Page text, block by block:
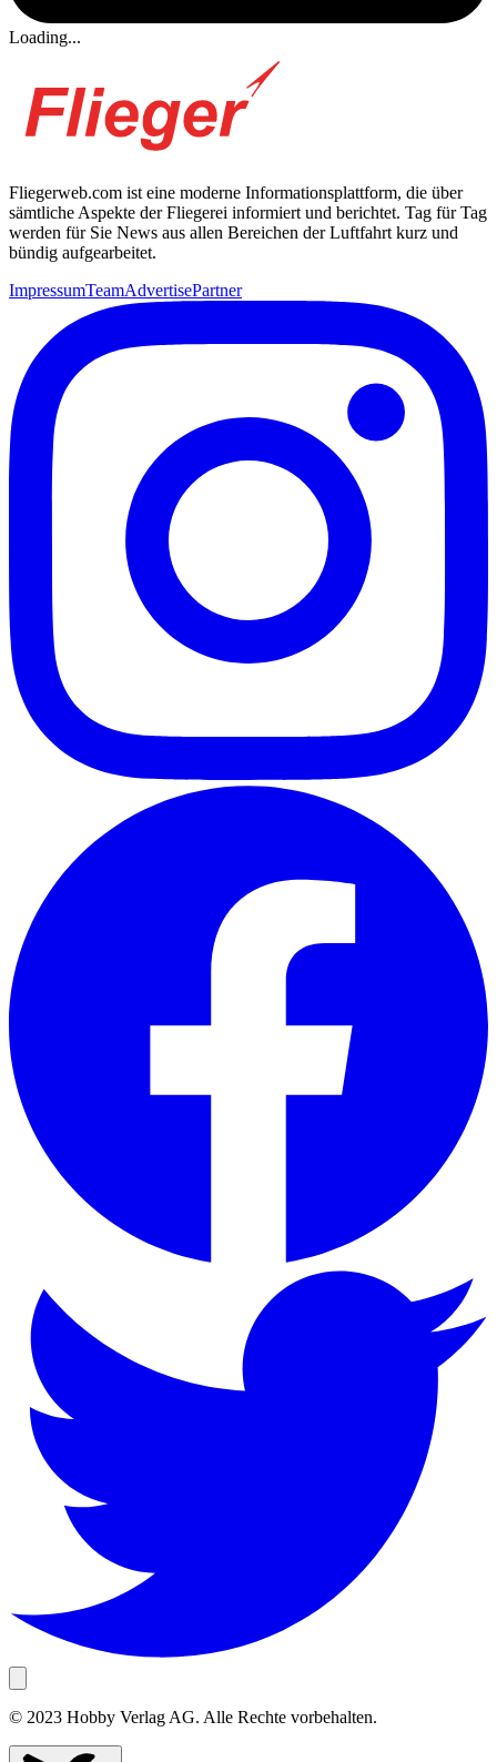
Loading...
Fliegerweb.com ist eine moderne Informationsplattform, die über
sämtliche Aspekte der Fliegerei informiert und berichtet. Tag für Tag
werden für Sie News aus allen Bereichen der Luftfahrt kurz und
bündig aufgearbeitet.
ImpressumTeamAdvertisePartner
© 2023 Hobby Verlag AG. Alle Rechte vorbehalten.